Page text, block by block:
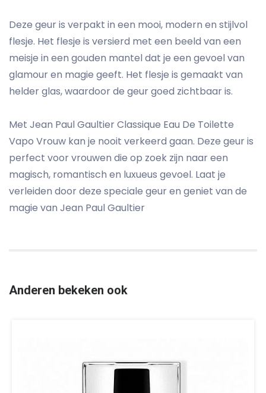
Deze geur is verpakt in een mooi, modern en stijlvol
flesje. Het flesje is versierd met een beeld van een
meisje in een gouden mantel dat je een gevoel van
glamour en magie geeft. Het flesje is gemaakt van
helder glas, waardoor de geur goed zichtbaar is.
Met Jean Paul Gaultier Classique Eau De Toilette
Vapo Vrouw kan je nooit verkeerd gaan. Deze geur is
perfect voor vrouwen die op zoek zijn naar een
magisch, romantisch en luxueus gevoel. Laat je
verleiden door deze speciale geur en geniet van de
magie van Jean Paul Gaultier
Anderen bekeken ook